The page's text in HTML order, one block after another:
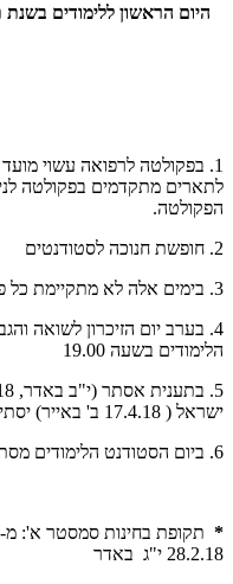
היום הראשון ללימודים בשנת
1. בפקולטה לרפואה עשוי
לתארים מתקדמים בפקולטה
הפקולטה.
2. חופשת חנוכה לסטודנטים
3. בימים אלה לא מתקיימת כל פעילות באוניברסיטה
הלימודים בשעה 19.00
5. בתענית אסתר (י"ב באדר, 27.2.18)
ישראל ( 17.4.18 ב' באייר) יסתיימו הלימודים בשעה 18.00
6. ביום הסטודנט הלימודים מסתיימים בשעה 12.00
*
28.2.18 י"ג באדר